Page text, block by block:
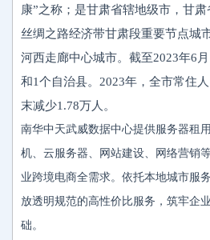
康”之称；是甘肃省辖地级市，甘
丝绸之路经济带甘肃段重要节点城
河西走廊中心城市。截至2023年6
和1个自治县。2023年，全市常住
末减少1.78万人。
南华中天武威数据中心提供服务器租
机、云服务器、网站建设、网络营销
业跨境电商全需求。依托本地城市服
放透明规范的高性价比服务，筑牢企
础。